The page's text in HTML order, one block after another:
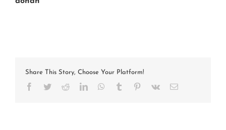
Share This Story, Choose Your Platform!
Facebook
TwitterRedditLinkedInWhatsApp
Tumblr Pinterest
Vk
Correo